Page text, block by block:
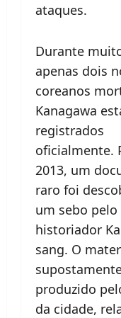
ataques.
Durante
apenas dois
coreanos
Kanagawa
registrados
oficialmente.
2013, um
raro foi
um sebo pelo
historiador
sang. O
produzido
da cidade,